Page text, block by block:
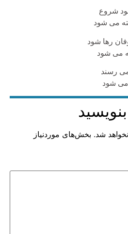
شروع
می شود
رها شود
می شود
رسند
می شود
شد. بخش‌های موردنیاز